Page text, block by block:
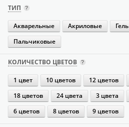
ТИП
Акварельные Акриловые Гель
Пальчиковые
КОЛИЧЕСТВО ЦВЕТОВ
1 цвет 10 цветов 12 цветов
18 цветов
24 цвета 3 цвета
6 цветов
8 цветов 9 цветов